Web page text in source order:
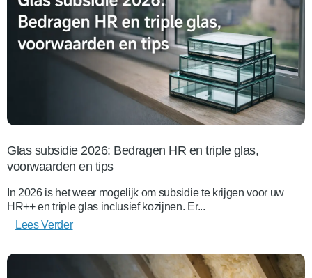
Glas subsidie 2026: Bedragen HR en triple glas,
voorwaarden en tips
In 2026 is het weer mogelijk om subsidie te krijgen voor uw
HR++ en triple glas inclusief kozijnen. Er...
Lees Verder